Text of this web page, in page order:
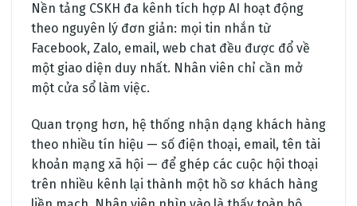
Nền tảng CSKH đa kênh tích hợp AI hoạt động
theo nguyên lý đơn giản: mọi tin nhắn từ
Facebook, Zalo, email, web chat đều được đổ về
một giao diện duy nhất. Nhân viên chỉ cần mở
một cửa sổ làm việc.
Quan trọng hơn, hệ thống nhận dạng khách hàng
theo nhiều tín hiệu — số điện thoại, email, tên tài
khoản mạng xã hội — để ghép các cuộc hội thoại
trên nhiều kênh lại thành một hồ sơ khách hàng